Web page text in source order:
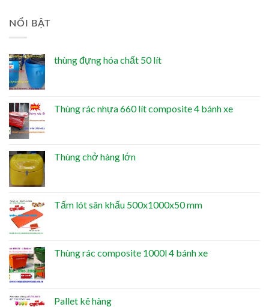
NỔI BẬT
thùng đựng hóa chất 50 lít
Thùng rác nhựa 660 lít composite 4 bánh xe
Thùng chở hàng lớn
Tấm lót sân khấu 500x1000x50 mm
Thùng rác composite 1000l 4 bánh xe
Pallet kê hàng